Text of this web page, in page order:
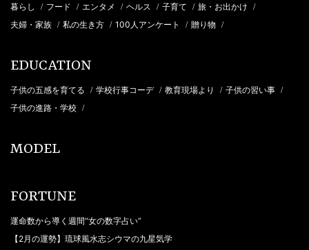
暮らし / フード / エンタメ / ヘルス / 子育て / 旅・お出かけ /
夫婦・家族 / 私の生き方 / 100人アンケート / 贈り物 /
EDUCATION
子供の五感を育てる / 学校行事コーデ / 教育現場より / 子供の習い事 /
子供の進路・学校 /
MODEL
FORTUNE
運命数から導く週間“女の数字占い”
【2月の運勢】琉球風水志シウマの九星気学